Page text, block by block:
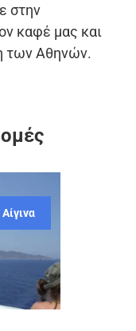
στην
καφέ μας και
των Αθηνών.